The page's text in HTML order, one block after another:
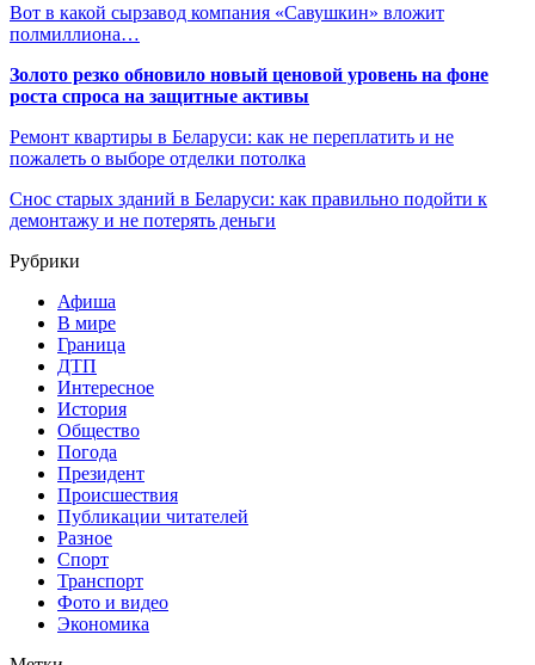
Вот в какой сырзавод компания «Савушкин» вложит
полмиллиона…
Золото резко обновило новый ценовой уровень на фоне
роста спроса на защитные активы
Ремонт квартиры в Беларуси: как не переплатить и не
пожалеть о выборе отделки потолка
Снос старых зданий в Беларуси: как правильно подойти к
демонтажу и не потерять деньги
Рубрики
Афиша
В мире
Граница
ДТП
Интересное
История
Общество
Погода
Президент
Происшествия
Публикации читателей
Разное
Спорт
Транспорт
Фото и видео
Экономика